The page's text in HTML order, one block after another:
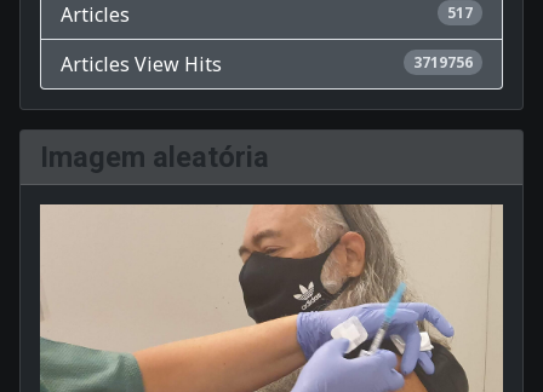
Articles 517
Articles View Hits 3719756
Imagem aleatória